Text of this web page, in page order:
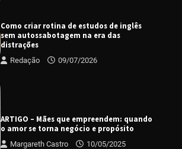
Como criar rotina de estudos de inglês
sem autossabotagem na era das
distrações
Redação 09/07/2026
ARTIGO – Mães que empreendem: quando
o amor se torna negócio e propósito
Margareth Castro 10/05/2025